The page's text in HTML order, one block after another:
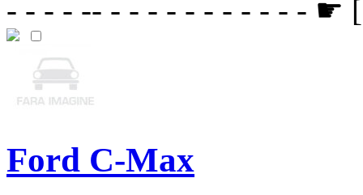
- - - - -- - - - - - - - - - - - ☛
Ford C-Max